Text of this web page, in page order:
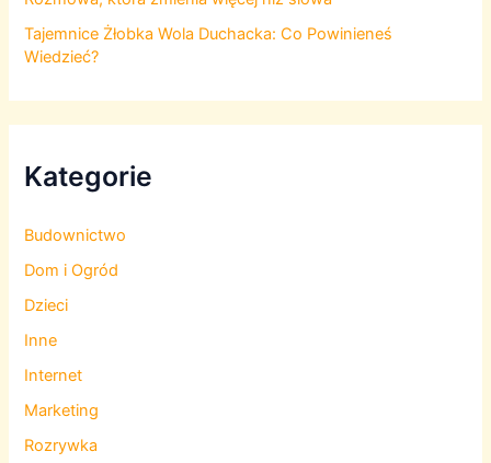
Tajemnice Żłobka Wola Duchacka: Co Powinieneś
Wiedzieć?
Kategorie
Budownictwo
Dom i Ogród
Dzieci
Inne
Internet
Marketing
Rozrywka